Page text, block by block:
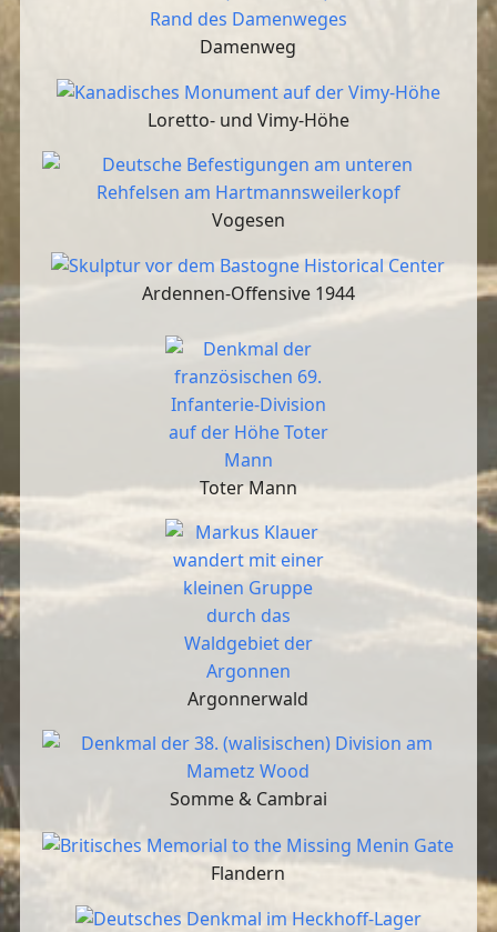
Damenweg
Loretto- und Vimy-Höhe
Vogesen
Ardennen-Offensive 1944
Toter Mann
Argonnerwald
Somme & Cambrai
Flandern